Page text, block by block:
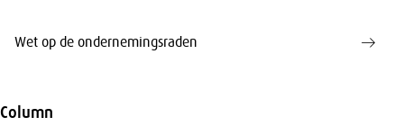
Wet op de ondernemingsraden
Column